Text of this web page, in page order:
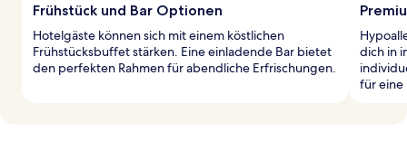
Frühstück und Bar Optionen
Hotelgäste können sich mit einem köstlichen
Frühstücksbuffet stärken. Eine einladende Bar bietet
den perfekten Rahmen für abendliche Erfrischungen.
dich in
für eine